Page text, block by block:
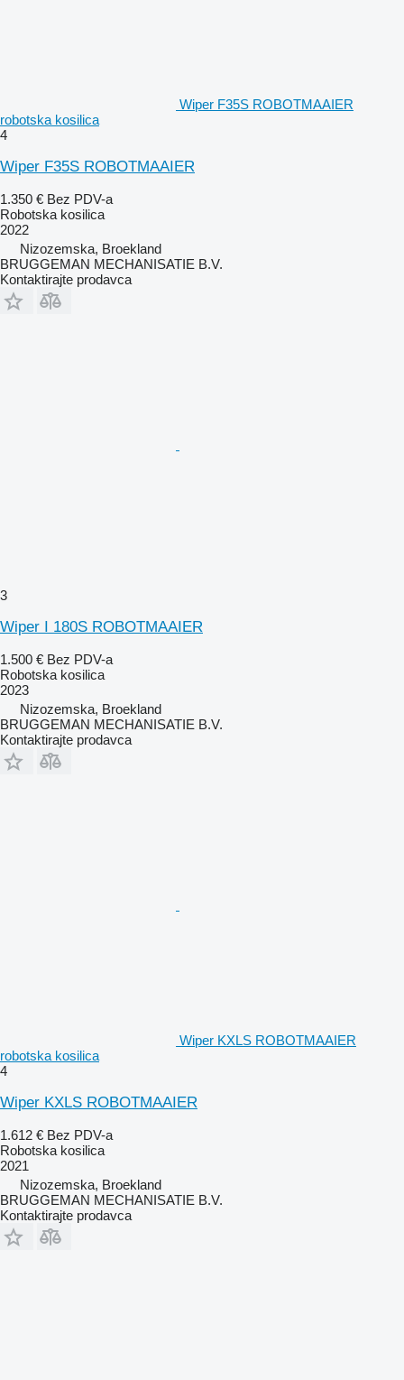
Wiper F35S ROBOTMAAIER
robotska kosilica
4
Wiper F35S ROBOTMAAIER
1.350 € Bez PDV-a
Robotska kosilica
2022
Nizozemska, Broekland
BRUGGEMAN MECHANISATIE B.V.
Kontaktirajte prodavca
3
Wiper I 180S ROBOTMAAIER
1.500 € Bez PDV-a
Robotska kosilica
2023
Nizozemska, Broekland
BRUGGEMAN MECHANISATIE B.V.
Kontaktirajte prodavca
Wiper KXLS ROBOTMAAIER
robotska kosilica
4
Wiper KXLS ROBOTMAAIER
1.612 € Bez PDV-a
Robotska kosilica
2021
Nizozemska, Broekland
BRUGGEMAN MECHANISATIE B.V.
Kontaktirajte prodavca